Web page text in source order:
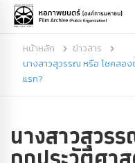
หน้าหลัก
ข่าวสาร
นางสาวสุวรรณ หรือ โชคสอ
แรก?
นางสาวสุวร